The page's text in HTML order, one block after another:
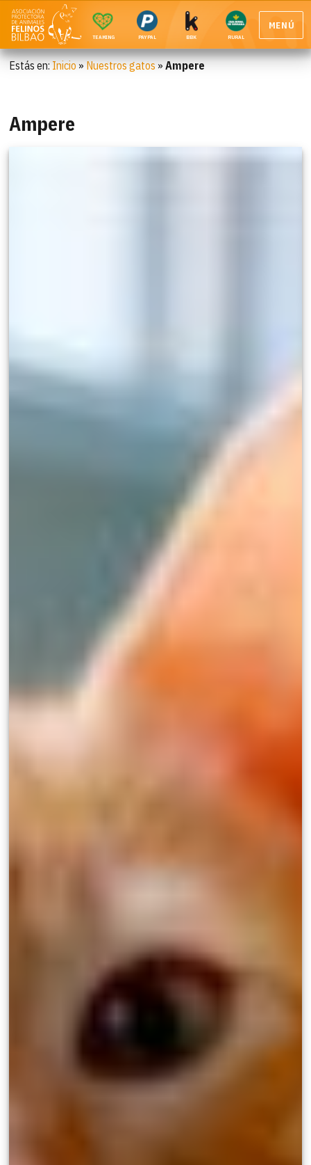
TEAMING PAYPAL BBK RURAL
MENÚ
Estás en: Inicio » Nuestros gatos »Ampere
Ampere